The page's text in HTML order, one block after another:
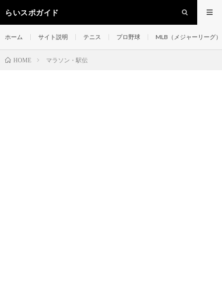
らいスポガイド
ホーム サイト説明 テニス プロ野球 MLB（メジャーリーグ）
HOME マラソン・駅伝